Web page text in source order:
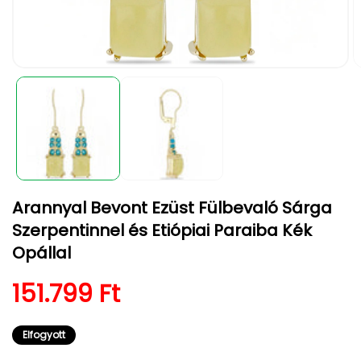
médiafájl
megnyitása
párbeszédpanelen
Arannyal Bevont Ezüst Fülbevaló Sárga
Szerpentinnel és Etiópiai Paraiba Kék
Opállal
Normál ár
151.799 Ft
Elfogyott